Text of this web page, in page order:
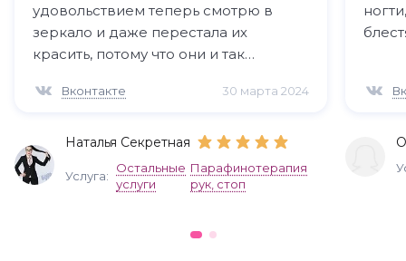
удовольствием теперь смотрю в
зеркало и даже перестала их
красить, потому что они и так
Вконтакте 30 марта 2024
Наталья Секретная
Услуга:
Остальные
услуги
Парафинотерапия
рук, стоп